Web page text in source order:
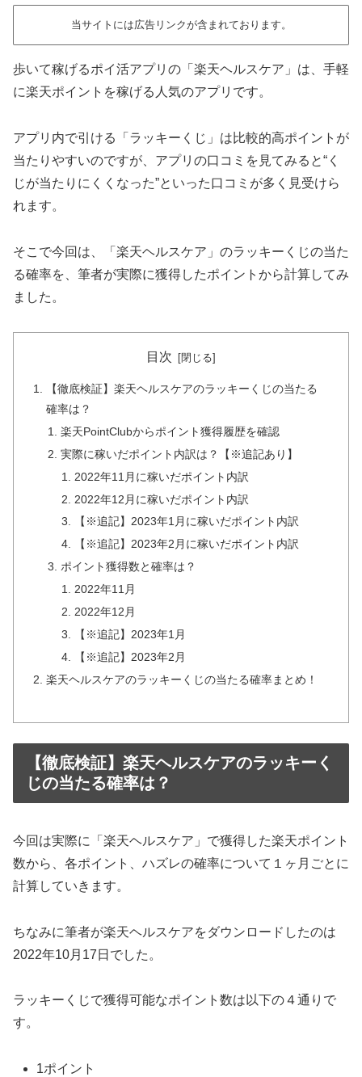
当サイトには広告リンクが含まれております。
歩いて稼げるポイ活アプリの「楽天ヘルスケア」は、手軽
に楽天ポイントを稼げる人気のアプリです。
アプリ内で引ける「ラッキーくじ」は比較的高ポイントが
当たりやすいのですが、アプリの口コミを見てみると“く
じが当たりにくくなった”といった口コミが多く見受けら
れます。
そこで今回は、「楽天ヘルスケア」のラッキーくじの当た
る確率を、筆者が実際に獲得したポイントから計算してみ
ました。
目次
【徹底検証】楽天ヘルスケアのラッキーくじの当たる
確率は？
楽天PointClubからポイント獲得履歴を確認
実際に稼いだポイント内訳は？【※追記あり】
2022年11月に稼いだポイント内訳
2022年12月に稼いだポイント内訳
【※追記】2023年1月に稼いだポイント内訳
【※追記】2023年2月に稼いだポイント内訳
ポイント獲得数と確率は？
2022年11月
2022年12月
【※追記】2023年1月
【※追記】2023年2月
楽天ヘルスケアのラッキーくじの当たる確率まとめ！
【徹底検証】楽天ヘルスケアのラッキーく
じの当たる確率は？
今回は実際に「楽天ヘルスケア」で獲得した楽天ポイント
数から、各ポイント、ハズレの確率について１ヶ月ごとに
計算していきます。
ちなみに筆者が楽天ヘルスケアをダウンロードしたのは
2022年10月17日でした。
ラッキーくじで獲得可能なポイント数は以下の４通りで
す。
1ポイント